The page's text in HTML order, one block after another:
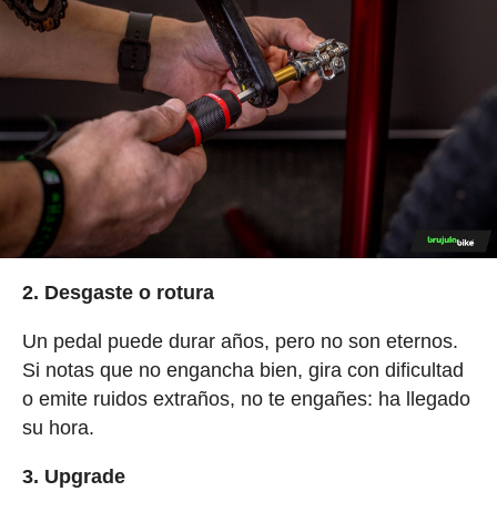
2. Desgaste o rotura
Un pedal puede durar años, pero no son eternos.
Si notas que no engancha bien, gira con dificultad
o emite ruidos extraños, no te engañes: ha llegado
su hora.
3. Upgrade